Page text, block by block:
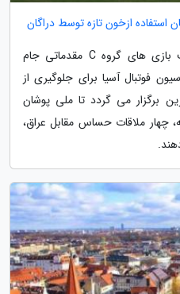
استفاده ازخون تازه توسط دراگان
به گزارش خبرنگاران، دور برگشت بازی های گروه C مقدماتی جام
فوتبال آسیا برای جلوگیری از
برگزار می گردد تا ملی پوشان
چهار ملاقات حساس مقابل عراق،